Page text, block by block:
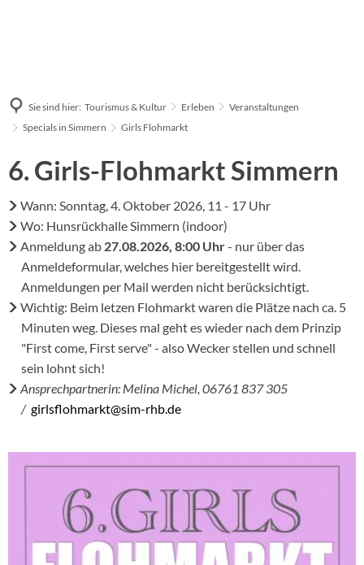
Sie sind hier: Tourismus & Kultur Erleben
Veranstaltungen
Specials in Simmern
Girls Flohmarkt
6. Girls-Flohmarkt Simmern
Wann: Sonntag, 4. Oktober 2026, 11 - 17 Uhr
Wo: Hunsrückhalle Simmern (indoor)
Anmeldung ab 27.08.2026, 8:00 Uhr- nur über das
Anmeldeformular, welches hier bereitgestellt wird.
Anmeldungen per Mail werden nicht berücksichtigt.
Wichtig: Beim letzen Flohmarkt waren die Plätze nach ca. 5
Minuten weg. Dieses mal geht es wieder nach dem Prinzip
"First come, First serve" - also Wecker stellen und schnell
sein lohnt sich!
Ansprechpartnerin: Melina Michel, 06761 837 305
/ girlsflohmarkt@sim-rhb.de